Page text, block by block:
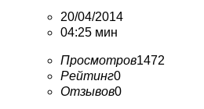
20/04/2014
04:25 мин
Просмотров1472
Рейтинг0
Отзывов0